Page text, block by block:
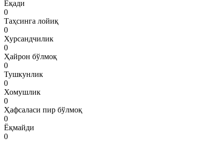
Ёқади
0
Таҳсинга лойиқ
0
Хурсандчилик
0
Ҳайрон бўлмоқ
0
Тушкунлик
0
Хомушлик
0
Ҳафсаласи пир бўлмоқ
0
Ёқмайди
0